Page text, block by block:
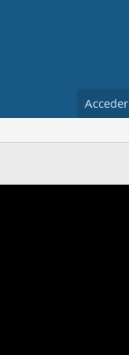
Acceder